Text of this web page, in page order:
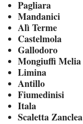
Pagliara
Mandanici
Alì Terme
Castelmola
Gallodoro
Mongiuffi Melia
Limina
Antillo
Fiumedinisi
Itala
Scaletta Zanclea